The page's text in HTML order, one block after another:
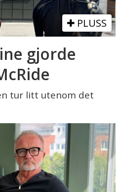
PLUSS
gjorde
tur litt utenom det